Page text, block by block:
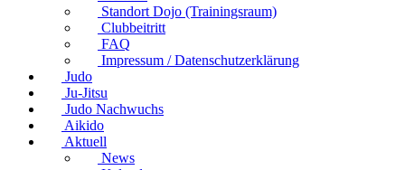
Standort Dojo (Trainingsraum)
Clubbeitritt
FAQ
Impressum / Datenschutzerklärung
Judo
Ju-Jitsu
Judo Nachwuchs
Aikido
Aktuell
News